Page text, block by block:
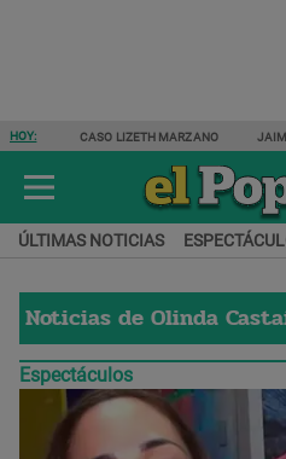
HOY: CASO LIZETH MARZANO
ÚLTIMAS NOTICIAS
Noticias de Olinda
Espectáculos